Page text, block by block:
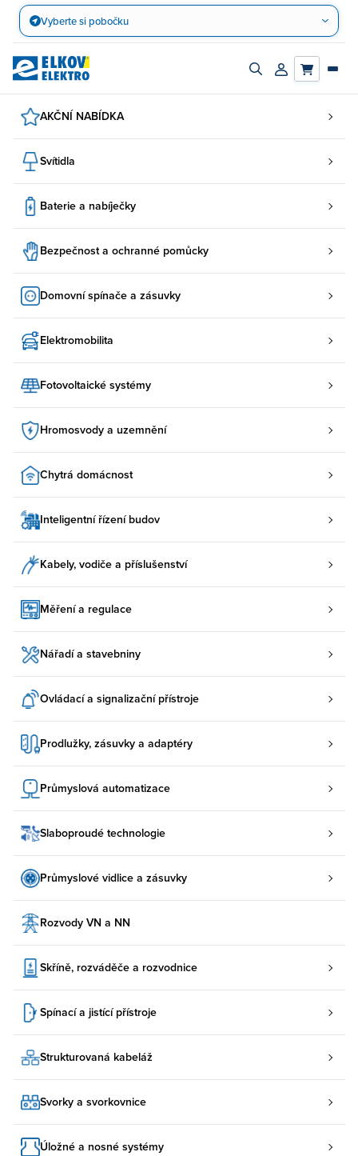
Přejít
obsah
Vyberte si pobočku
Zapnout/vypnout
Přihlásit/
AKČNÍ NABÍDKA
Svítidla
Baterie a nabíječky
Bezpečnost a ochranné pomůcky
Domovní spínače a zásuvky
Elektromobilita
Fotovoltaické systémy
Hromosvody a uzemnění
Chytrá domácnost
Inteligentní řízení budov
Kabely, vodiče a příslušenství
Měření a regulace
Nářadí a stavebniny
Ovládací a signalizační přístroje
Prodlužky, zásuvky a adaptéry
Průmyslová automatizace
Slaboproudé technologie
Průmyslové vidlice a zásuvky
Rozvody VN a NN
Skříně, rozváděče a rozvodnice
Spínací a jistící přístroje
Strukturovaná kabeláž
Svorky a svorkovnice
Úložné a nosné systémy